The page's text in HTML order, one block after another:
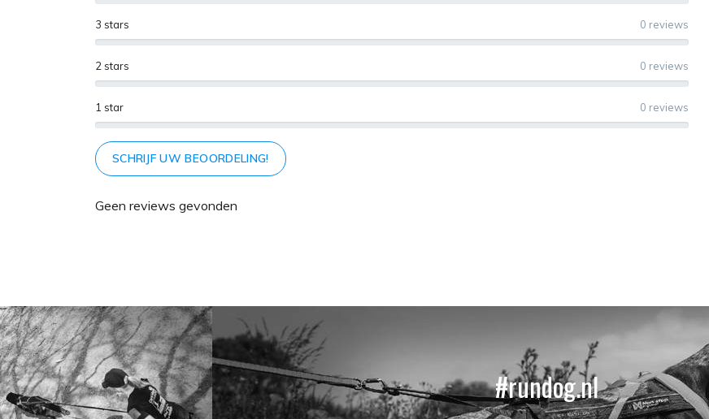
1 star 0 reviews
2 stars 0 reviews
3 stars 0 reviews
SCHRIJF UW BEOORDELING!
Geen reviews gevonden
#rundog.nl